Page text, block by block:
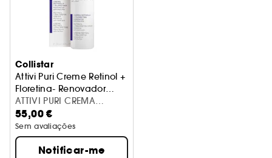
Collistar
Attivi Puri Creme Retinol +
Floretina- Renovador
celular anti manchas
ATTIVI PURI CREMA
RETINOLO
55,00 €
Sem avaliações
Notificar-me